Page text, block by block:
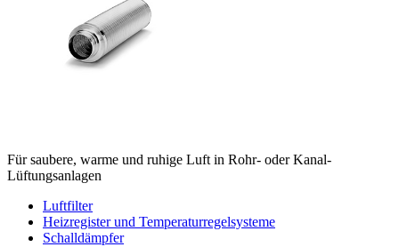
Für saubere, warme und ruhige Luft in Rohr- oder Kanal-
Lüftungsanlagen
Luftfilter
Heizregister und Temperaturregelsysteme
Schalldämpfer